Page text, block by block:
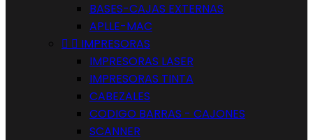
BASES-CAJAS EXTERNAS
APLLE-MAC
  IMPRESORAS
IMPRESORAS LASER
IMPRESORAS TINTA
CABEZALES
CODIGO BARRAS - CAJONES
SCANNER